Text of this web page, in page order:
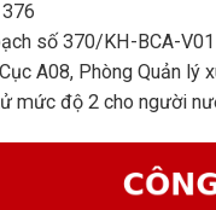
376
số 370/KH-BCA-
A08, Phòng Quản lý
mức độ 2 cho người